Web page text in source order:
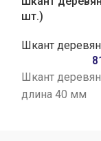
шт.)
Шкант
Шкант
длина 40 мм